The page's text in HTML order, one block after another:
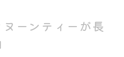
ーンティーが長